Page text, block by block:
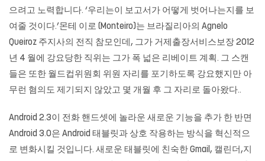
으려고 노력합니다. ‘우리는이 보고서가 어떻게 벗어나는지를 보
여줄 것이다.’몬테 이로 (Monteiro)는 브라질리아의 Agnelo
Queiroz 주지사의 전직 참모인데, 그가 거제출장서비스보장 2012
년 4 월에 강요당한 직위는 그가 폭 넓은 리베이트 계획. 그 스캔
들은 또한 월드컵위원회 위원 자리를 포기하도록 강요했지만 아
무런 혐의도 제기되지 않았고 몇 개월 후 그 자리로 돌아왔다..
Android 2.3이 전화 핸드셋에 놀라운 새로운 기능을 추가 한 반면
Android 3.0은 Android 태블릿과 상호 작용하는 방식을 혁신적으
로 변화시킬 것입니다. 새로운 태블릿에 친숙한 Gmail, 캘린더,지